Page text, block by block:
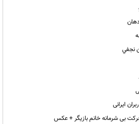
نجفي
بی شرمانه خانم بازیگر + عکس